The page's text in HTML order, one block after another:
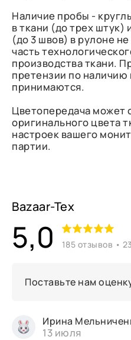
Наличие пробы -
в ткани (до трех штук)
(до 3 швов) в рулоне
часть
производства ткани.
претензии по наличию
принимаются.
Цветопередача может
оригинального цвета
настроек вашего
партии.
Bazaar-Tex
5,0 185 отзывов •
Поставьте нам
Ирина
13 июля